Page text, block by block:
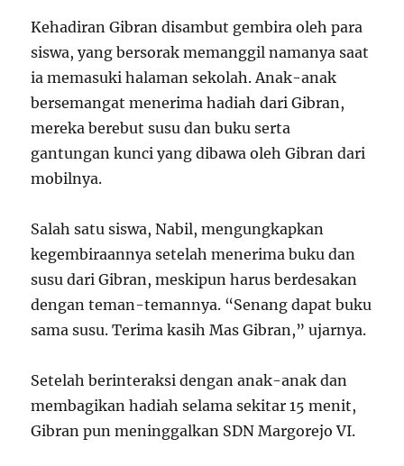
Kehadiran Gibran disambut gembira oleh para
siswa, yang bersorak memanggil namanya saat
ia memasuki halaman sekolah. Anak-anak
bersemangat menerima hadiah dari Gibran,
mereka berebut susu dan buku serta
gantungan kunci yang dibawa oleh Gibran dari
mobilnya.
Salah satu siswa, Nabil, mengungkapkan
kegembiraannya setelah menerima buku dan
susu dari Gibran, meskipun harus berdesakan
dengan teman-temannya. “Senang dapat buku
sama susu. Terima kasih Mas Gibran,” ujarnya.
Setelah berinteraksi dengan anak-anak dan
membagikan hadiah selama sekitar 15 menit,
Gibran pun meninggalkan SDN Margorejo VI.